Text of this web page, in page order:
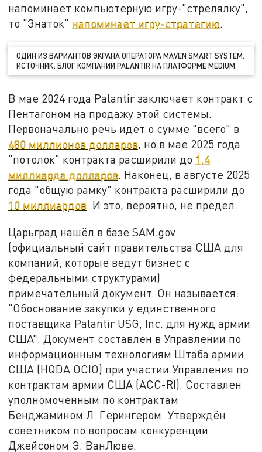
напоминает компьютерную игру-"стрелялку",
то "Знаток" напоминает игру-стратегию.
ОДИН ИЗ ВАРИАНТОВ ЭКРАНА ОПЕРАТОРА MAVEN SMART SYSTEM.
ИСТОЧНИК: БЛОГ КОМПАНИИ PALANTIR НА ПЛАТФОРМЕ MEDIUM
В мае 2024 года Palantir заключает контракт с
Пентагоном на продажу этой системы.
Первоначально речь идёт о сумме "всего" в
480 миллионов долларов, но в мае 2025 года
"потолок" контракта расширили до 1,4
миллиарда долларов. Наконец, в августе 2025
года "общую рамку" контракта расширили до
10 миллиардов. И это, вероятно, не предел.
Царьград нашёл в базе SAM.gov
(официальный сайт правительства США для
компаний, которые ведут бизнес с
федеральными структурами)
примечательный документ. Он называется:
"Обоснование закупки у единственного
поставщика Palantir USG, Inc. для нужд армии
США". Документ составлен в Управлении по
информационным технологиям Штаба армии
США (HQDA OCIO) при участии Управления по
контрактам армии США (ACC-RI). Составлен
уполномоченным по контрактам
Бенджамином Л. Герингером. Утверждён
советником по вопросам конкуренции
Джейсоном Э. ВанЛюве.